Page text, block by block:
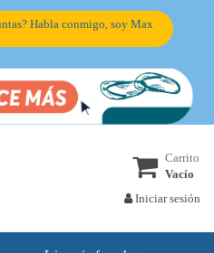
Habla conmigo, soy Max
Carrito
Vacío
Iniciar sesión